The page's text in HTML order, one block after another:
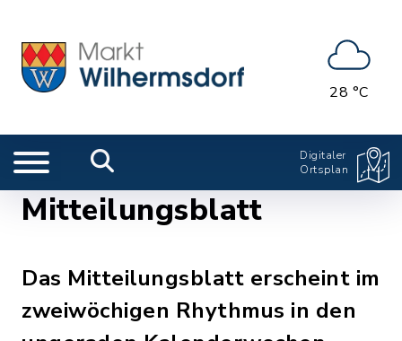
28 °C
Digitaler
Ortsplan
Mitteilungsblatt
Das Mitteilungsblatt erscheint im
zweiwöchigen Rhythmus in den